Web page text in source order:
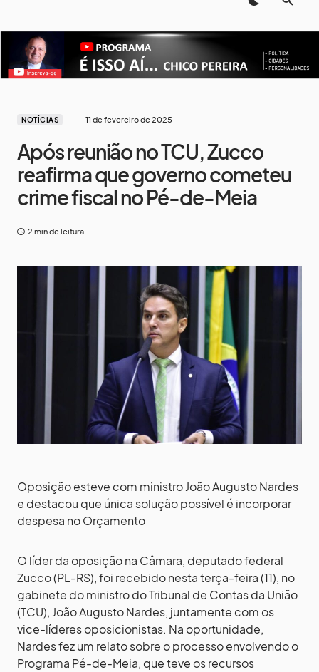
NOTÍCIAS 11 de fevereiro de 2025
Após reunião no TCU, Zucco
reafirma que governo cometeu
crime fiscal no Pé-de-Meia
2 min de leitura
Oposição esteve com ministro João Augusto Nardes
e destacou que única solução possível é incorporar
despesa no Orçamento
O líder da oposição na Câmara, deputado federal
Zucco (PL-RS), foi recebido nesta terça-feira (11), no
gabinete do ministro do Tribunal de Contas da União
(TCU), João Augusto Nardes, juntamente com os
vice-líderes oposicionistas. Na oportunidade,
Nardes fez um relato sobre o processo envolvendo o
Programa Pé-de-Meia, que teve os recursos